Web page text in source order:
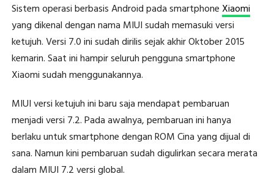
Sistem operasi berbasis Android pada smartphoneXiaomi
yang dikenal dengan nama MIUI sudah memasuki versi
ketujuh. Versi 7.0 ini sudah dirilis sejak akhir Oktober 2015
kemarin. Saat ini hampir seluruh pengguna smartphone
Xiaomi sudah menggunakannya.
MIUI versi ketujuh ini baru saja mendapat pembaruan
menjadi versi 7.2. Pada awalnya, pembaruan ini hanya
berlaku untuk smartphone dengan ROM Cina yang dijual di
sana. Namun kini pembaruan sudah digulirkan secara merata
dalam MIUI 7.2 versi global.